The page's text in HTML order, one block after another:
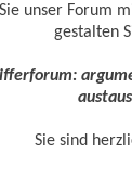
unser Forum
gestalten
Sie sind